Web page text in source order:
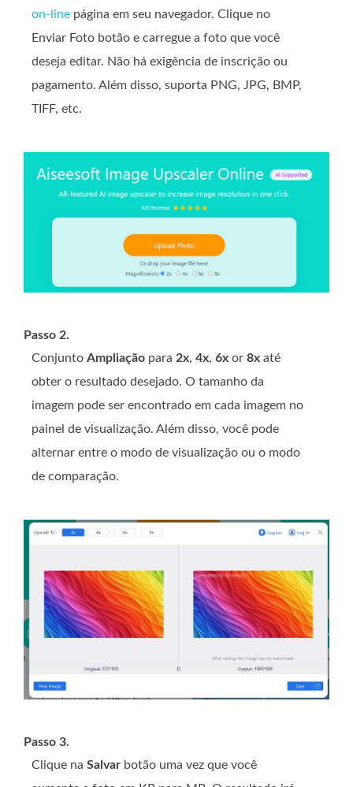
on-line página em seu navegador. Clique no
Enviar Foto botão e carregue a foto que você
deseja editar. Não há exigência de inscrição ou
pagamento. Além disso, suporta PNG, JPG, BMP,
TIFF, etc.
Passo 2.
Conjunto Ampliação para 2x, 4x, 6x or 8x até
obter o resultado desejado. O tamanho da
imagem pode ser encontrado em cada imagem no
painel de visualização. Além disso, você pode
alternar entre o modo de visualização ou o modo
de comparação.
Passo 3.
Clique na Salvar botão uma vez que você